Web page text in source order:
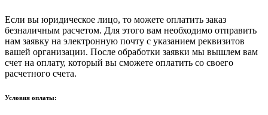
Если вы юридическое лицо, то можете оплатить заказ
безналичным расчетом. Для этого вам необходимо отправить
нам заявку на электронную почту с указанием реквизитов
вашей организации. После обработки заявки мы вышлем вам
счет на оплату, который вы сможете оплатить со своего
расчетного счета.
Условия оплаты: